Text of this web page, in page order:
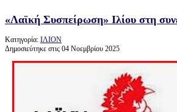
«Λαϊκή Συσπείρωση» Ιλίου στη
Κατηγορία: ΙΛΙΟΝ
Δημοσιεύτηκε στις 04 Νοεμβρίου 2025